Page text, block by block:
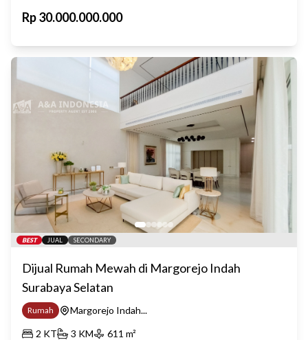
Rp30.000.000.000
BEST JUAL SECONDARY
Dijual Rumah Mewah di Margorejo Indah
Surabaya Selatan
Rumah
Margorejo Indah...
2 KT 3 KM 611 m²